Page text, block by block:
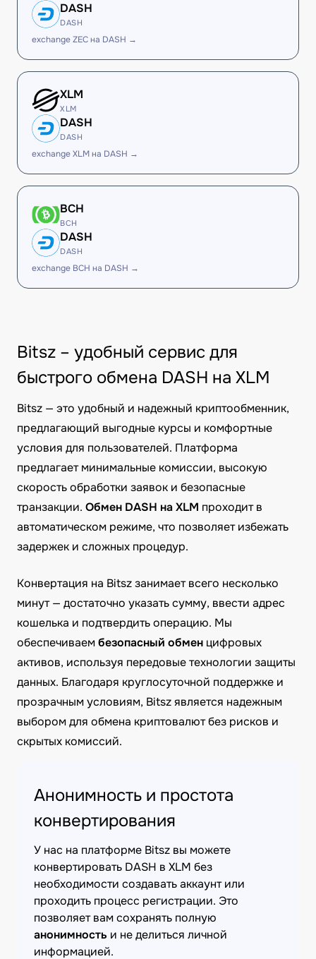
DASH
DASH
exchange ZEC на DASH →
XLM
XLM
DASH
DASH
exchange XLM на DASH →
BCH
BCH
DASH
DASH
exchange BCH на DASH →
Bitsz – удобный сервис для
быстрого обмена DASH на XLM
Bitsz — это удобный и надежный криптообменник,
предлагающий выгодные курсы и комфортные
условия для пользователей. Платформа
предлагает минимальные комиссии, высокую
скорость обработки заявок и безопасные
транзакции. Обмен DASH на XLM проходит в
автоматическом режиме, что позволяет избежать
задержек и сложных процедур.
Конвертация на Bitsz занимает всего несколько
минут — достаточно указать сумму, ввести адрес
кошелька и подтвердить операцию. Мы
обеспечиваембезопасный обмен цифровых
активов, используя передовые технологии защиты
данных. Благодаря круглосуточной поддержке и
прозрачным условиям, Bitsz является надежным
выбором для обмена криптовалют без рисков и
скрытых комиссий.
Анонимность и простота
конвертирования
У нас на платформе Bitsz вы можете
конвертировать DASH в XLM без
необходимости создавать аккаунт или
проходить процесс регистрации. Это
позволяет вам сохранять полную
анонимность и не делиться личной
информацией.